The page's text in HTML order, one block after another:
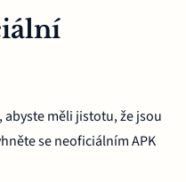
měli jistotu, že jsou
se neoficiálním APK